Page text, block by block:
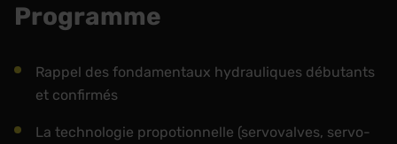
Programme
Rappel des fondamentaux hydrauliques débutants
et confirmés
La technologie propotionnelle (servovalves, servo-